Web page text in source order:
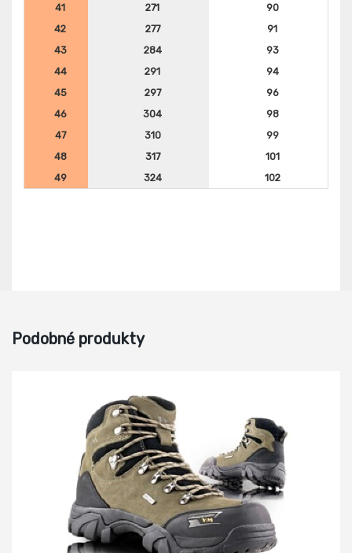
41
271
90
42
277
91
43
284
93
44
291
94
45
297
96
46
304
98
47
310
99
48
317
101
49
324 102
Podobné produkty